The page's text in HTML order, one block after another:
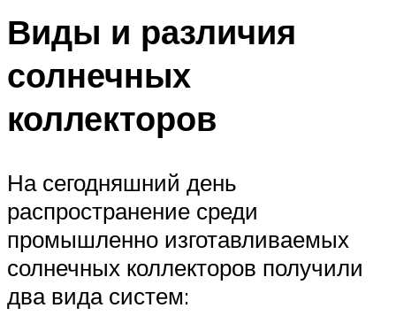
Виды и различия
солнечных
коллекторов
На сегодняшний день
распространение среди
промышленно изготавливаемых
солнечных коллекторов получили
два вида систем: